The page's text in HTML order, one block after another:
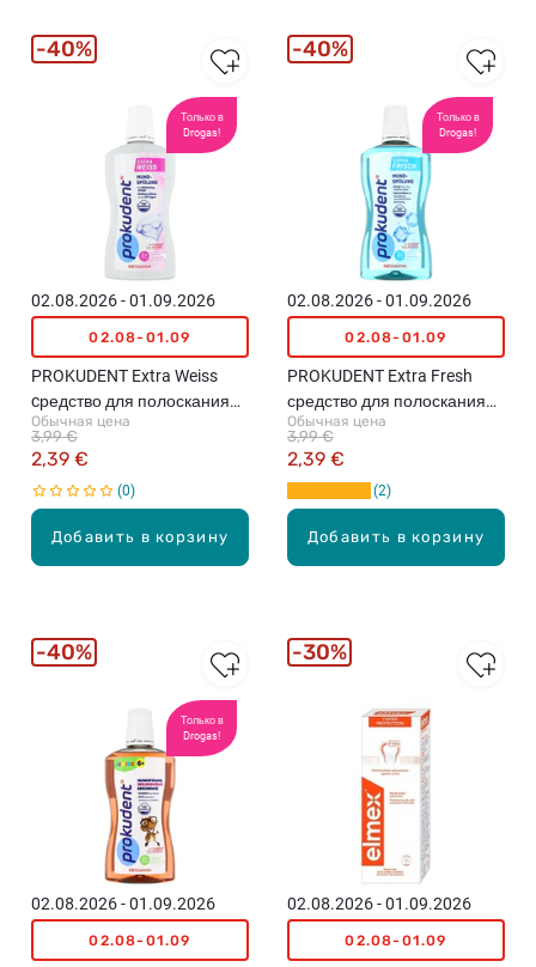
Только в
Drogas!
Добавить в корзину
02.08.2026 - 01.09.2026
02.08-01.09
PROKUDENT Extra Weiss
cредство для полоскания
рта, 500мл
Обычная цена
2,39 €
3,99 €
0
40%
Только в
Drogas!
Добавить в корзину
02.08.2026 - 01.09.2026
02.08-01.09
PROKUDENT Extra Fresh
средство для полоскания
рта, 500мл
Обычная цена
2,39 €
3,99 €
2
40%
Только в
Drogas!
02.08.2026 - 01.09.2026
02.08-01.09
40%
02.08.2026 - 01.09.2026
02.08-01.09
30%